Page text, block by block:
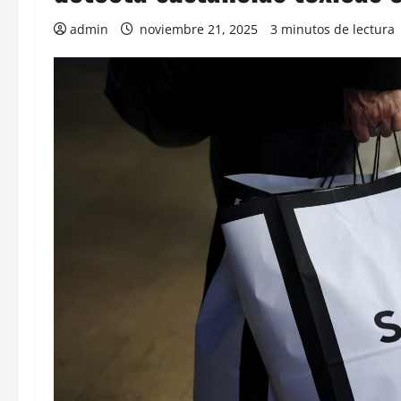
admin noviembre 21, 2025 3 minutos de lectura